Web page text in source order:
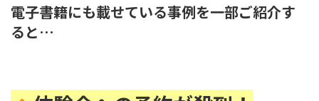
電子書籍にも載せている事例を一部ご紹介す
ると…